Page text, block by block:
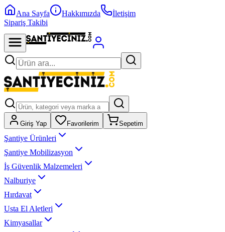
Ana Sayfa Hakkımızda
İletişim
Sipariş Takibi
Giriş Yap Favorilerim Sepetim
Şantiye Ürünleri
Şantiye Mobilizasyon
İş Güvenlik Malzemeleri
Nalburiye
Hırdavat
Usta El Aletleri
Kimyasallar